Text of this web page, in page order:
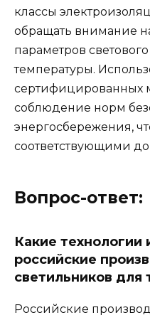
классы
обращать внимание
параметров
температуры.
сертифицированных
соблюдение норм
энергосбережения,
соответствующими
Вопрос-ответ:
Какие технологии
российские
светильников для
Российские